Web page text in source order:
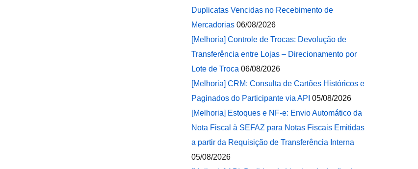
Duplicatas Vencidas no Recebimento de
Mercadorias 06/08/2026
[Melhoria] Controle de Trocas: Devolução de
Transferência entre Lojas – Direcionamento por
Lote de Troca 06/08/2026
[Melhoria] CRM: Consulta de Cartões Históricos e
Paginados do Participante via API 05/08/2026
[Melhoria] Estoques e NF-e: Envio Automático da
Nota Fiscal à SEFAZ para Notas Fiscais Emitidas
a partir da Requisição de Transferência Interna
05/08/2026